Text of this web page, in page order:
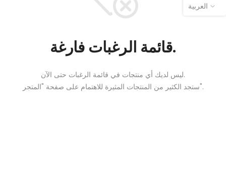
قائمة الرغبات فارغة.
ليس لديك أي منتجات في قائمة الرغبات حتى الآن.
ستجد الكثير من المنتجات المثيرة للاهتمام على صفحة "المتجر".
العربية